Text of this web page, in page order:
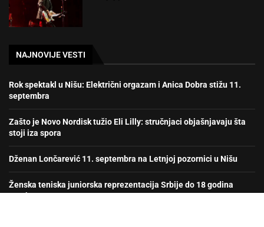
NAJNOVIJE VESTI
Rok spektakl u Nišu: Električni orgazam i Anica Dobra stižu 11.
septembra
Zašto je Novo Nordisk tužio Eli Lilly: stručnjaci objašnjavaju šta
stoji iza spora
Dženan Lončarević 11. septembra na Letnjoj pozornici u Nišu
Ženska teniska juniorska reprezentacija Srbije do 18 godina
prvak Evrope!